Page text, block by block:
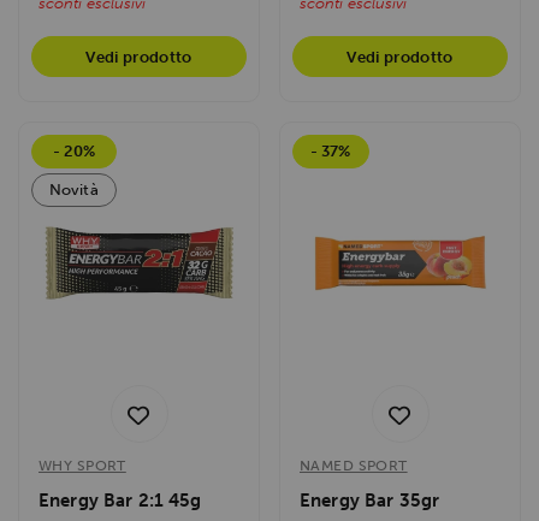
Vedi prodotto Vedi prodotto
- 20%
Novità
WHY SPORT
Energy Bar 2:1 45g
- 37%
NAMED SPORT
Energy Bar 35gr